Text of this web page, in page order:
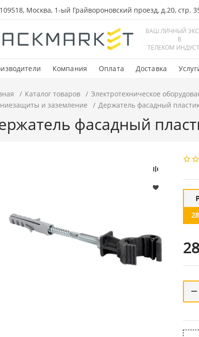
109518, Москва, 1-ый Грайвороновский проезд, д.20, стр.
ВАШ ЛИЧНЫЙ
В
ТЕЛЕКОМ
Компания Оплата Доставка
СКС
Каталог товаров Электротехническое
и заземление
Держатель фасадный
фасадный